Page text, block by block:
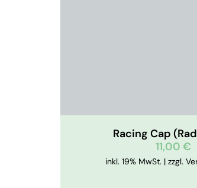
Racing Cap
11,00 €
inkl. 19% MwSt. | zzgl.